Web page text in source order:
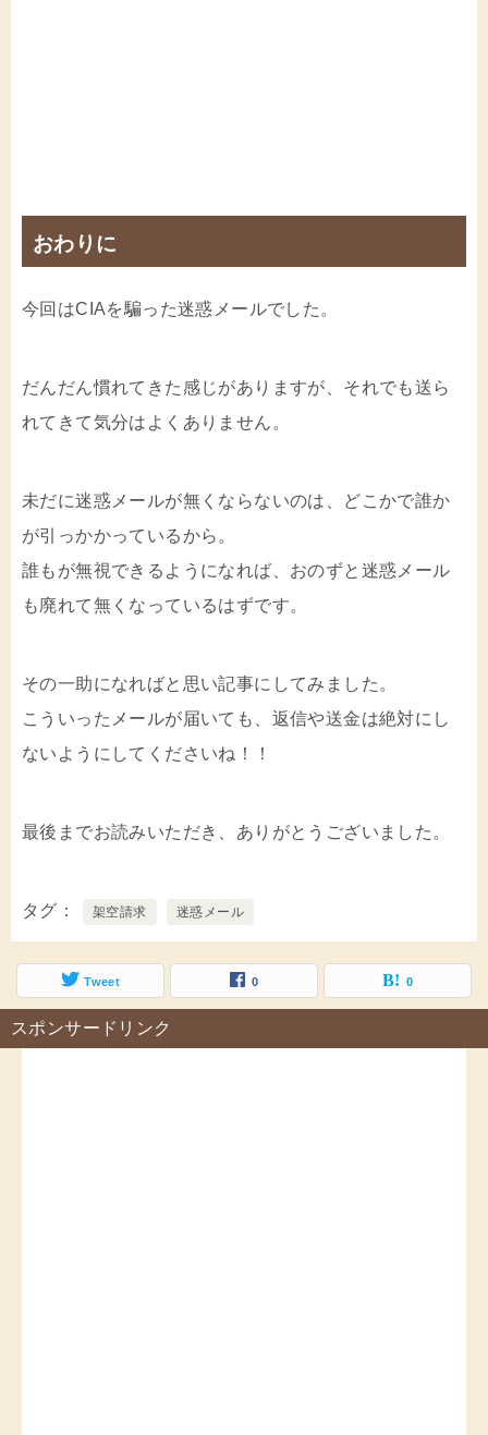
おわりに
今回はCIAを騙った迷惑メールでした。
だんだん慣れてきた感じがありますが、それでも送ら
れてきて気分はよくありません。
未だに迷惑メールが無くならないのは、どこかで誰か
が引っかかっているから。
誰もが無視できるようになれば、おのずと迷惑メール
も廃れて無くなっているはずです。
その一助になればと思い記事にしてみました。
こういったメールが届いても、返信や送金は絶対にし
ないようにしてくださいね！！
最後までお読みいただき、ありがとうございました。
タグ 架空請求 迷惑メール
Tweet 0 0
スポンサードリンク